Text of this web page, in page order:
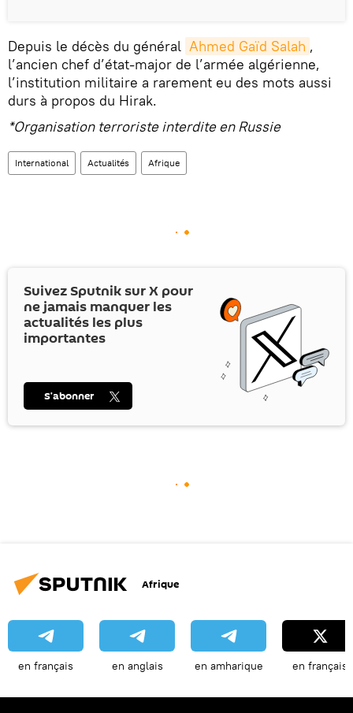
Depuis le décès du général Ahmed Gaïd Salah ,
l’ancien chef d’état-major de l’armée algérienne,
l’institution militaire a rarement eu des mots aussi
durs à propos du Hirak.
*Organisation terroriste interdite en Russie
International Actualités Afrique
Suivez Sputnik surX pour
ne jamais manquer les
actualités les plus
importantes
S’abonner
Afrique
en français en anglais en amharique en français